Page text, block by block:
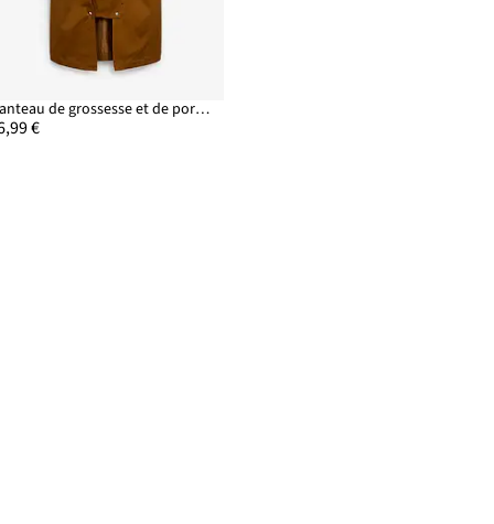
Manteau de grossesse et de portage déperlant 6-en-1 avec gilet intérieur amovible
€